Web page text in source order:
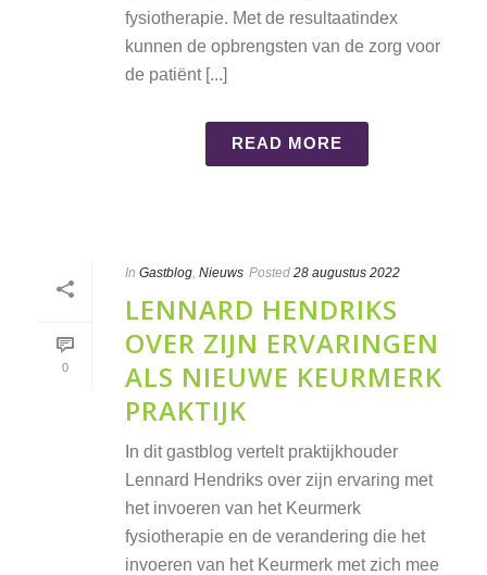
fysiotherapie. Met de resultaatindex
kunnen de opbrengsten van de zorg voor
de patiënt [...]
READ MORE
0
In Gastblog, Nieuws Posted 28 augustus 2022
LENNARD HENDRIKS
OVER ZIJN ERVARINGEN
ALS NIEUWE KEURMERK
PRAKTIJK
In dit gastblog vertelt praktijkhouder
Lennard Hendriks over zijn ervaring met
het invoeren van het Keurmerk
fysiotherapie en de verandering die het
invoeren van het Keurmerk met zich mee